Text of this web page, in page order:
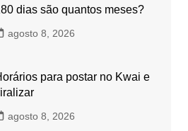
dias são quantos meses?
agosto 8, 2026
para postar no Kwai e
agosto 8, 2026